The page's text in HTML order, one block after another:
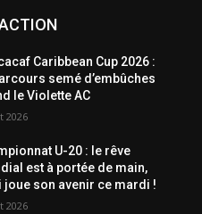
Caribbean Cup 2026 :
semé d’embûches
le Violette AC
2026
U-20 : le rêve
est à portée de main,
joue son avenir ce mardi !
2026